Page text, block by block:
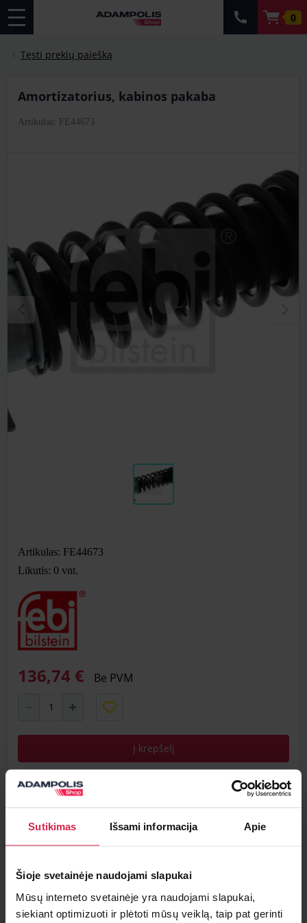
Sutikimas Išsami informacija Apie
Šioje svetainėje naudojami slapukai
Mūsų interneto svetainėje yra naudojami slapukai,
siekiant optimizuoti ir plėtoti mūsų veiklą, taip pat gerinti
0
Tęsti prekių paiešką
amortizatorius, kabinos pakaba
Artikulas: FE44673
Artikulas: FE44673
Likutis: 0 vnt.
136,74 € Be PVM
Į krepšelį
Minimalus pirkimo kiekis 1
Radai pigiau ?